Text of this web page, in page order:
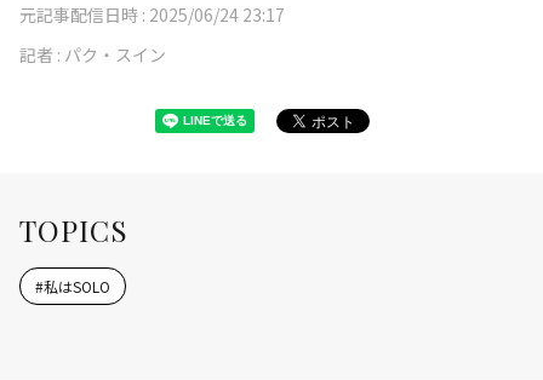
元記事配信日時 : 2025/06/24 23:17
記者 : パク・スイン
TOPICS
#私はSOLO